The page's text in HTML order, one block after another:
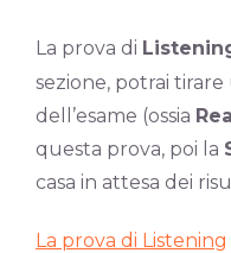
La prova di
sezione, potrai
dell’esame (ossia
questa prova, poi la
casa in attesa dei
La prova di Listening